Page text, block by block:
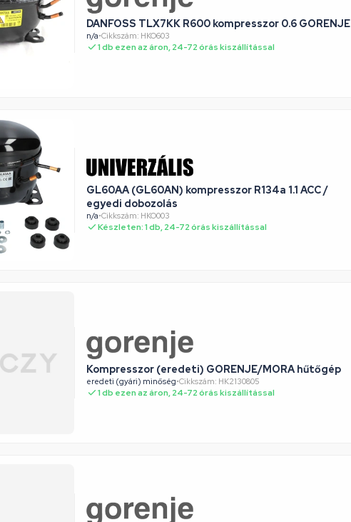
DANFOSS TLX7KK R600 kompresszor 0.6 GORENJE
n/a•Cikkszám: HKO603
1 db ezen az áron, 24-72 órás kiszállítással
GL60AA (GL60AN) kompresszor R134a 1.1 ACC /
egyedi dobozolás
n/a•Cikkszám: HKO003
Készleten: 1 db, 24-72 órás kiszállítással
Kompresszor (eredeti) GORENJE/MORA hűtőgép
eredeti (gyári) minőség•Cikkszám: HK2130805
1 db ezen az áron, 24-72 órás kiszállítással